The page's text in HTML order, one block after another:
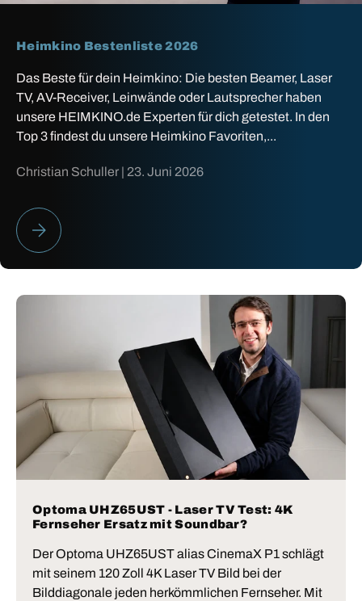
Heimkino Bestenliste 2026
Das Beste für dein Heimkino: Die besten Beamer, Laser
TV, AV-Receiver, Leinwände oder Lautsprecher haben
unsere HEIMKINO.de Experten für dich getestet. In den
Top 3 findest du unsere Heimkino Favoriten,...
Christian Schuller | 23. Juni 2026
HEIMKINO BESTENLISTE 2026
Optoma UHZ65UST - Laser TV Test: 4K
Fernseher Ersatz mit Soundbar?
Der Optoma UHZ65UST alias CinemaX P1 schlägt
mit seinem 120 Zoll 4K Laser TV Bild bei der
Bilddiagonale jeden herkömmlichen Fernseher. Mit